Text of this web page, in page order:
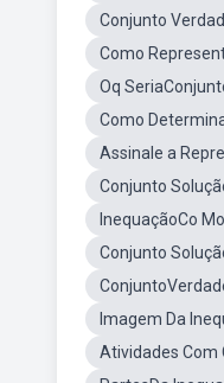
Conjunto
Como
Oq
Como
Assinale a
Conjunto
InequaçãoCo
Conjunto
Imagem Da
Atividades Com